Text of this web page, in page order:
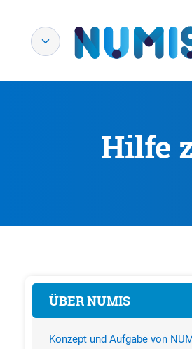
Hilfe
ÜBER NUMIS
Konzept und Aufgabe von